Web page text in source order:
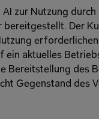
zur Nutzung durch
bereitgestellt. Der
erforderlichen
ein aktuelles
Bereitstellung des
Gegenstand des